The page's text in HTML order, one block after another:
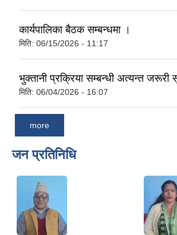
कार्यपालिका बैठक सम्बन्धमा ।
मिति: 06/15/2026 - 11:17
भुक्तानी प्रक्रिया सम्बन्धी अत्यन्त जरूरी
मिति: 06/04/2026 - 16:07
more
जन प्रतिनिधि